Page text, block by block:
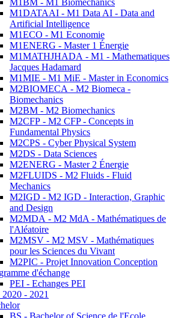
M1BM - M1 Biomechanics
M1DATAAI - M1 Data AI - Data and
Artificial Intelligence
M1ECO - M1 Economie
M1ENERG - Master 1 Énergie
M1MATHJHADA - M1 - Mathematiques
Jacques Hadamard
M1MIE - M1 MiE - Master in Economics
M2BIOMECA - M2 Biomeca -
Biomechanics
M2BM - M2 Biomechanics
M2CFP - M2 CFP - Concepts in
Fundamental Physics
M2CPS - Cyber Physical System
M2DS - Data Sciences
M2ENERG - Master 2 Énergie
M2FLUIDS - M2 Fluids - Fluid
Mechanics
M2IGD - M2 IGD - Interaction, Graphic
and Design
M2MDA - M2 MdA - Mathématiques de
l'Aléatoire
M2MSV - M2 MSV - Mathématiques
pour les Sciences du Vivant
M2PIC - Projet Innovation Conception
d'échange
PEI - Echanges PEI
- 2021
BS - Bachelor of Science de l'Ecole